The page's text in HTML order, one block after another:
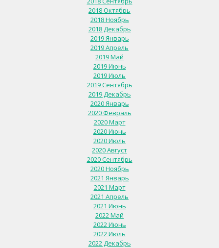
2018 Октябрь
2018 Ноябрь
2018 Декабрь
2019 Январь
2019 Апрель
2019 Май
2019 Июнь
2019 Июль
2019 Сентябрь
2019 Декабрь
2020 Январь
2020 Февраль
2020 Март
2020 Июнь
2020 Июль
2020 Август
2020 Сентябрь
2020 Ноябрь
2021 Январь
2021 Март
2021 Апрель
2021 Июнь
2022 Май
2022 Июнь
2022 Июль
2022 Декабрь